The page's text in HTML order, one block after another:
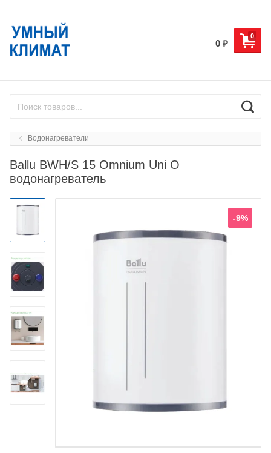
0
0 ₽
Водонагреватели
Ballu BWH/S 15 Omnium Uni O
водонагреватель
-9%